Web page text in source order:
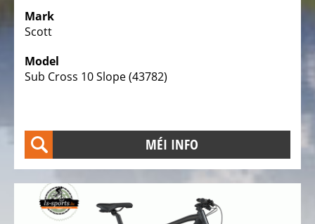
Elektro
Course
Elektro
Gravel
Elektro
Mountainbikes
MTB
Elektro
Tourevëloen
Mark
Scott
Model
Sub Cross 10 Slope (43782)
MÉI INFO